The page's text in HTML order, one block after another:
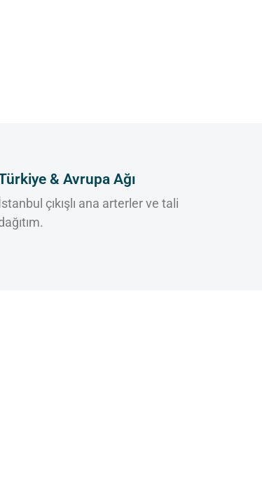
& Avrupa Ağı
çıkışlı ana arterler ve tali